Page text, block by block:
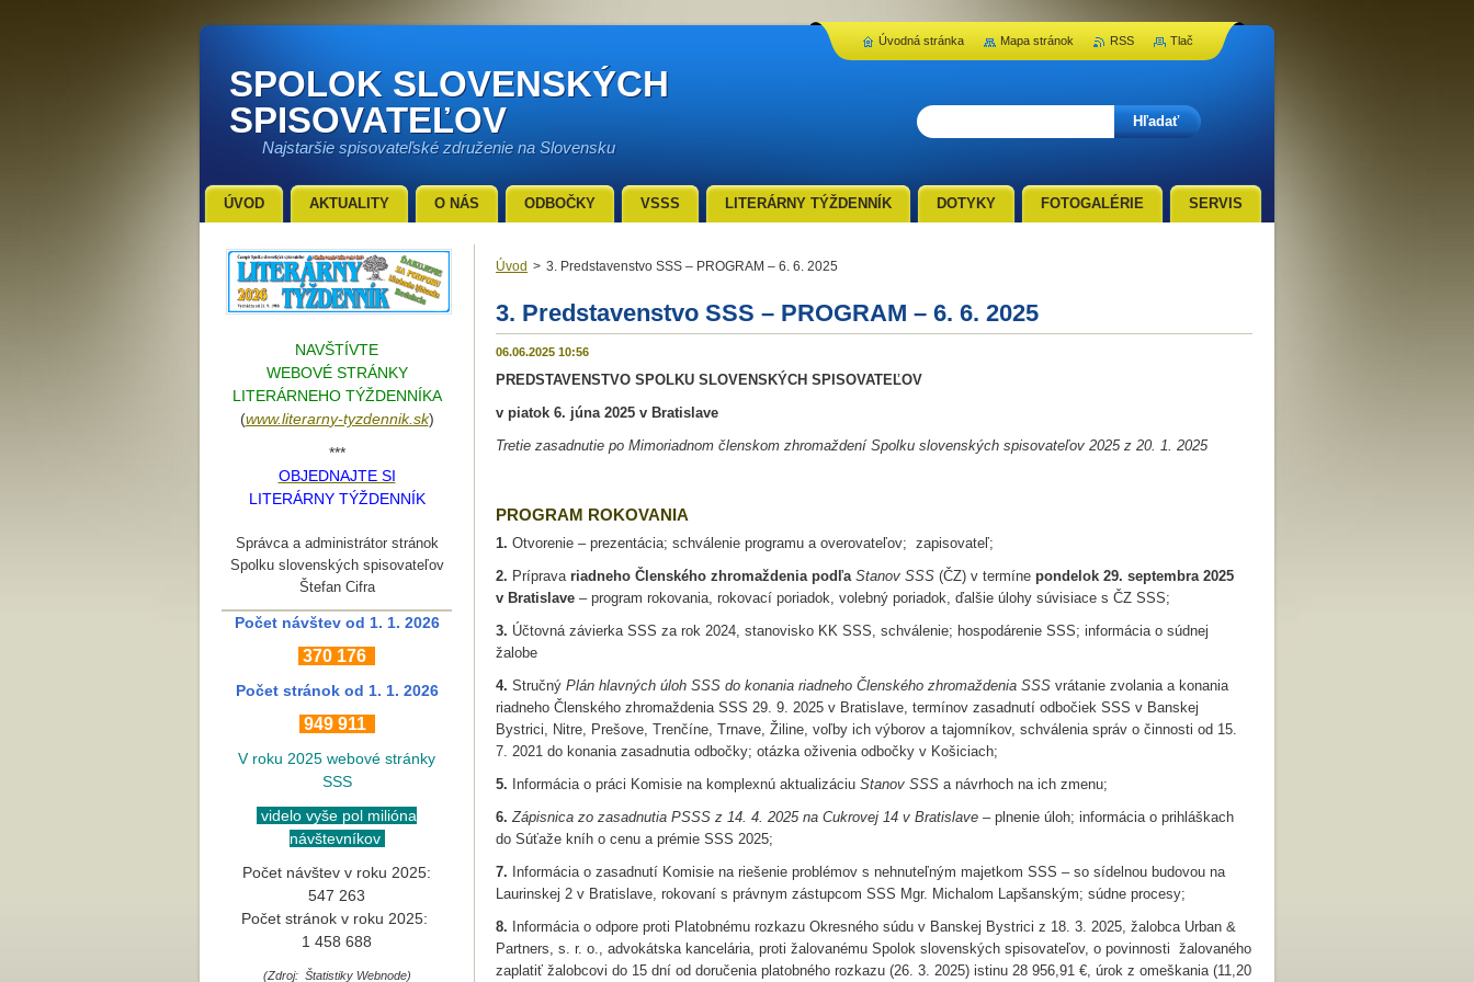
SPOLOK SLOVENSKÝCH
SPISOVATEĽOV
Najstaršie spisovateľské združenie na Slovensku
Úvod > 3. Predstavenstvo SSS – PROGRAM – 6. 6. 2025
3. Predstavenstvo SSS – PROGRAM – 6. 6. 2025
06.06.2025 10:56
PREDSTAVENSTVO SPOLKU SLOVENSKÝCH SPISOVATEĽOV
v piatok 6. júna 2025 v Bratislave
Tretie zasadnutie po Mimoriadnom členskom zhromaždení Spolku slovenských spisovateľov 2025 z 20. 1. 2025
PROGRAM ROKOVANIA
1. Otvorenie – prezentácia; schválenie programu a overovateľov; zapisovateľ;
2. Príprava riadneho Členského zhromaždenia podľa Stanov SSS (ČZ) v termíne pondelok 29. septembra 2025
v Bratislave – program rokovania, rokovací poriadok, volebný poriadok, ďalšie úlohy súvisiace s ČZ SSS;
3. Účtovná závierka SSS za rok 2024, stanovisko KK SSS, schválenie; hospodárenie SSS; informácia o súdnej
žalobe
4. Stručný Plán hlavných úloh SSS do konania riadneho Členského zhromaždenia SSS vrátanie zvolania a konania
riadneho Členského zhromaždenia SSS 29. 9. 2025 v Bratislave, termínov zasadnutí odbočiek SSS v Banskej
Bystrici, Nitre, Prešove, Trenčíne, Trnave, Žiline, voľby ich výborov a tajomníkov, schválenia správ o činnosti od 15.
7. 2021 do konania zasadnutia odbočky; otázka oživenia odbočky v Košiciach;
5. Informácia o práci Komisie na komplexnú aktualizáciu Stanov SSS a návrhoch na ich zmenu;
6. Zápisnica zo zasadnutia PSSS z 14. 4. 2025 na Cukrovej 14 v Bratislave – plnenie úloh; informácia o prihláškach
do Súťaže kníh o cenu a prémie SSS 2025;
7. Informácia o zasadnutí Komisie na riešenie problémov s nehnuteľným majetkom SSS – so sídelnou budovou na
Laurinskej 2 v Bratislave, rokovaní s právnym zástupcom SSS Mgr. Michalom Lapšanským; súdne procesy;
8. Informácia o odpore proti Platobnému rozkazu Okresného súdu v Banskej Bystrici z 18. 3. 2025, žalobca Urban &
Partners, s. r. o., advokátska kancelária, proti žalovanému Spolok slovenských spisovateľov, o povinnosti žalovaného
zaplatiť žalobcovi do 15 dní od doručenia platobného rozkazu (26. 3. 2025) istinu 28 956,91 €, úrok z omeškania (11,20
NAVŠTÍVTE
WEBOVÉ STRÁNKY
LITERÁRNEHO TÝŽDENNÍKA
(www.literarny-tyzdennik.sk)
***
OBJEDNAJTE SI
LITERÁRNY TÝŽDENNÍK
Správca a administrátor stránok
Spolku slovenských spisovateľov
Štefan Cifra
Počet návštev od 1. 1. 2026
370 176
Počet stránok od 1. 1. 2026
949 911
V roku 2025 webové stránky
SSS
videlo vyše pol milióna
návštevníkov
Počet návštev v roku 2025:
547 263
Počet stránok v roku 2025:
1 458 688
(Zdroj: Štatistiky Webnode)
ÚVOD AKTUALITY O NÁS ODBOČKY VSSS LITERÁRNY TÝŽDENNÍK DOTYKY FOTOGALÉRIE SERVIS
Úvodná stránka Mapa stránok RSS Tlač